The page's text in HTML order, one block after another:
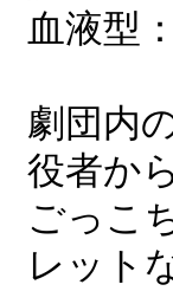
血液型
劇団内
役者か
ごっこ
レット